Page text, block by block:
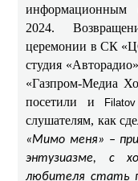
2024.
церемонии в СК
студия
«Газпром-Медиа
посетили и
слушателям, как
«Мимо меня» –
энтузиазме, с
любителя стать